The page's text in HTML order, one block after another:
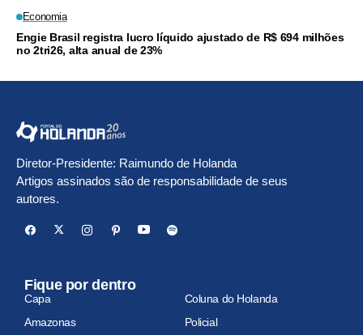
Economia
Engie Brasil registra lucro líquido ajustado de R$ 694 milhões
no 2tri26, alta anual de 23%
Diretor-Presidente: Raimundo de Holanda
Artigos assinados são de responsabilidade de seus
autores.
Fique por dentro
Capa
Coluna do Holanda
Amazonas
Policial